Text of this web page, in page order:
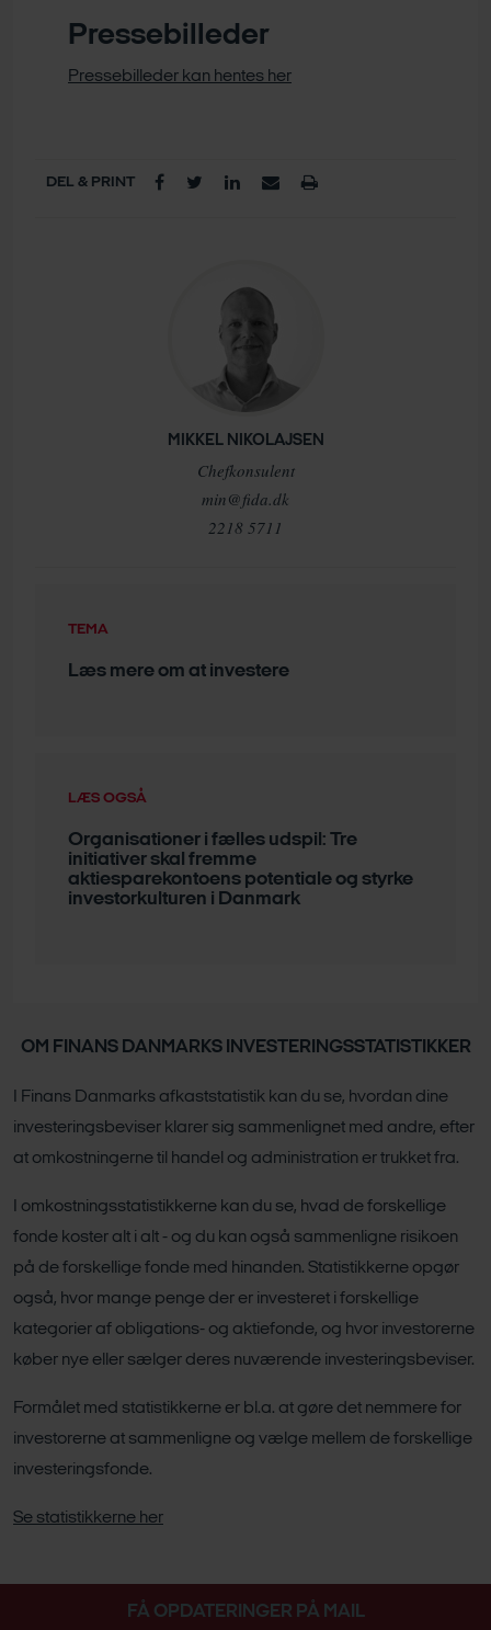
Pressebilleder
Pressebilleder kan hentes her
DEL & PRINT
MIKKEL NIKOLAJSEN
Chefkonsulent
min@fida.dk
2218 5711
TEMA
Læs mere om at investere
LÆS OGSÅ
Organisationer i fælles udspil: Tre
initiativer skal fremme
aktiesparekontoens potentiale og styrke
investorkulturen i Danmark
OM FINANS DANMARKS INVESTERINGSSTATISTIKKER
I Finans Danmarks afkaststatistik kan du se, hvordan dine
investeringsbeviser klarer sig sammenlignet med andre, efter
at omkostningerne til handel og administration er trukket fra.
I omkostningsstatistikkerne kan du se, hvad de forskellige
fonde koster alt i alt - og du kan også sammenligne risikoen
på de forskellige fonde med hinanden. Statistikkerne opgør
også, hvor mange penge der er investeret i forskellige
kategorier af obligations- og aktiefonde, og hvor investorerne
køber nye eller sælger deres nuværende investeringsbeviser.
Formålet med statistikkerne er bl.a. at gøre det nemmere for
investorerne at sammenligne og vælge mellem de forskellige
investeringsfonde.
Se statistikkerne her
FÅ OPDATERINGER PÅ MAIL